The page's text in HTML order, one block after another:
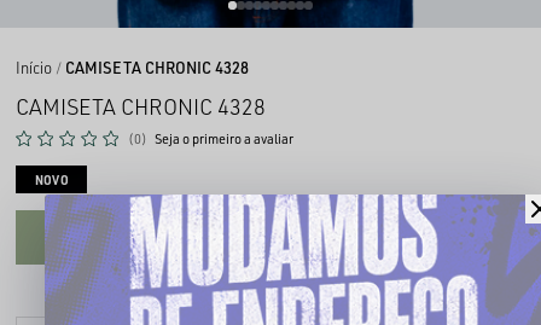
Início CAMISETA CHRONIC 4328
CAMISETA CHRONIC 4328
(0) Seja o primeiro a avaliar
NOVO
CADASTRE-SE PARA VER O PREÇO